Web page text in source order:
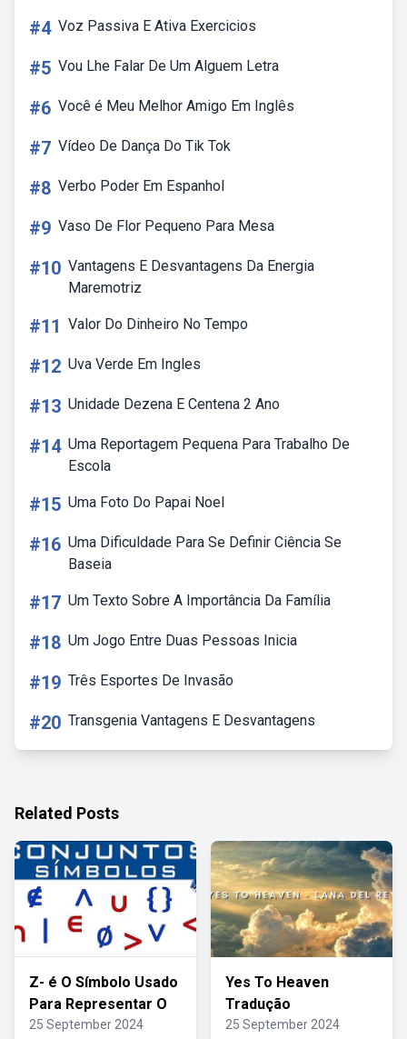
#4 Voz Passiva E Ativa Exercicios
#5 Vou Lhe Falar De Um Alguem Letra
#6 Você é Meu Melhor Amigo Em Inglês
#7 Vídeo De Dança Do Tik Tok
#8 Verbo Poder Em Espanhol
#9 Vaso De Flor Pequeno Para Mesa
#10 Vantagens E Desvantagens Da Energia
Maremotriz
#11 Valor Do Dinheiro No Tempo
#12 Uva Verde Em Ingles
#13 Unidade Dezena E Centena 2 Ano
#14 Uma Reportagem Pequena Para Trabalho De
Escola
#15 Uma Foto Do Papai Noel
#16 Uma Dificuldade Para Se Definir Ciência Se
Baseia
#17 Um Texto Sobre A Importância Da Família
#18 Um Jogo Entre Duas Pessoas Inicia
#19 Três Esportes De Invasão
#20 Transgenia Vantagens E Desvantagens
Related Posts
Z- é O Símbolo Usado
Para Representar O
25 September 2024
Yes To Heaven
Tradução
25 September 2024